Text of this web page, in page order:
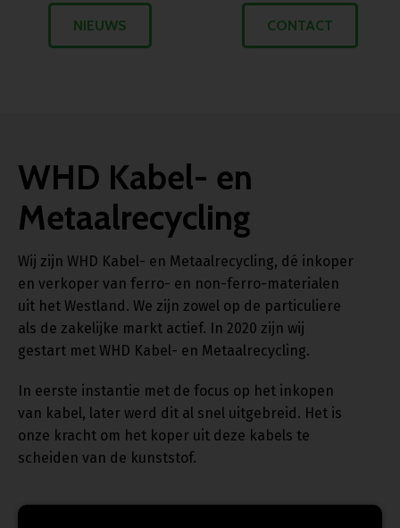
NIEUWS CONTACT
WHD Kabel- en
Metaalrecycling
Wij zijn WHD Kabel- en Metaalrecycling, dé inkoper
en verkoper van ferro- en non-ferro-materialen
uit het Westland. We zijn zowel op de particuliere
als de zakelijke markt actief. In 2020 zijn wij
gestart met WHD Kabel- en Metaalrecycling.
In eerste instantie met de focus op het inkopen
van kabel, later werd dit al snel uitgebreid. Het is
onze kracht om het koper uit deze kabels te
scheiden van de kunststof.